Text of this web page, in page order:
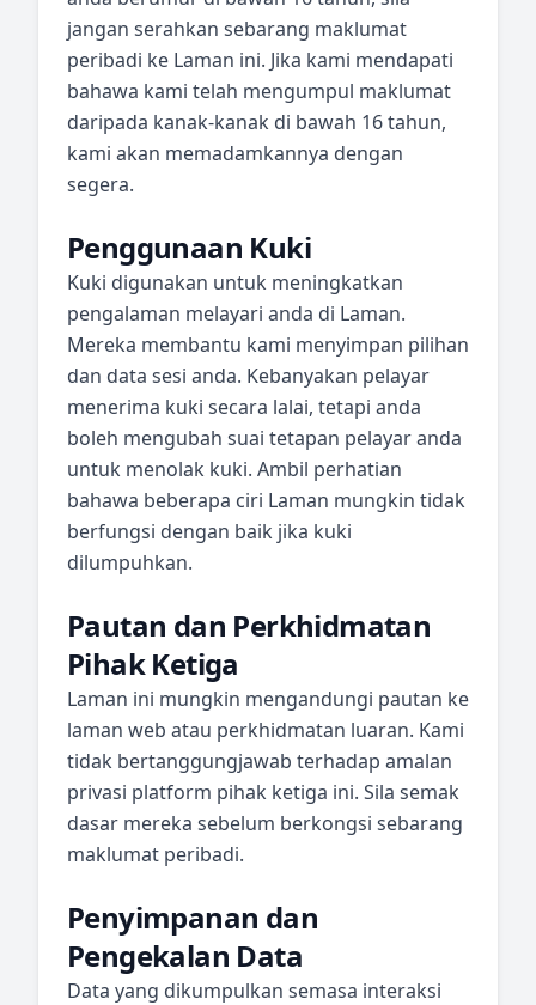
jangan serahkan sebarang maklumat
peribadi ke Laman ini. Jika kami mendapati
bahawa kami telah mengumpul maklumat
daripada kanak-kanak di bawah 16 tahun,
kami akan memadamkannya dengan
segera.
Penggunaan Kuki
Kuki digunakan untuk meningkatkan
pengalaman melayari anda di Laman.
Mereka membantu kami menyimpan pilihan
dan data sesi anda. Kebanyakan pelayar
menerima kuki secara lalai, tetapi anda
boleh mengubah suai tetapan pelayar anda
untuk menolak kuki. Ambil perhatian
bahawa beberapa ciri Laman mungkin tidak
berfungsi dengan baik jika kuki
dilumpuhkan.
Pautan dan Perkhidmatan
Pihak Ketiga
Laman ini mungkin mengandungi pautan ke
laman web atau perkhidmatan luaran. Kami
tidak bertanggungjawab terhadap amalan
privasi platform pihak ketiga ini. Sila semak
dasar mereka sebelum berkongsi sebarang
maklumat peribadi.
Penyimpanan dan
Pengekalan Data
Data yang dikumpulkan semasa interaksi